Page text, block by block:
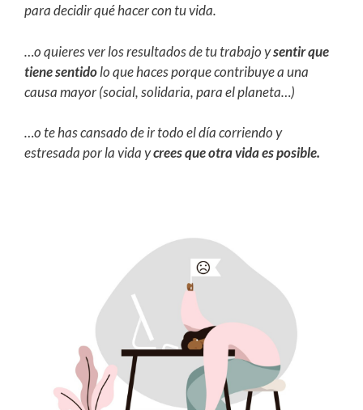
para decidir qué hacer con tu vida.
…o quieres ver los resultados de tu trabajo ysentir que
tiene sentidolo que haces porque contribuye a una
causa mayor (social, solidaria, para el planeta…)
…o te has cansado de ir todo el día corriendo y
estresada por la vida ycrees que otra vida es posible.